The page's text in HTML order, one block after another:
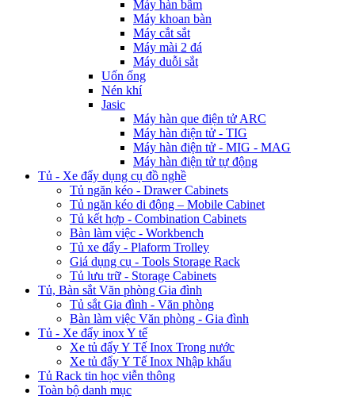
Máy hàn bẩm
Máy khoan bàn
Máy cắt sắt
Máy mài 2 đá
Máy duỗi sắt
Uốn ống
Nén khí
Jasic
Máy hàn que điện tử ARC
Máy hàn điện tử - TIG
Máy hàn điện tử - MIG - MAG
Máy hàn điện tử tự động
Tủ - Xe đẩy dụng cụ đồ nghề
Tủ ngăn kéo - Drawer Cabinets
Tủ ngăn kéo di động – Mobile Cabinet
Tủ kết hợp - Combination Cabinets
Bàn làm việc - Workbench
Tủ xe đẩy - Plaform Trolley
Giá dụng cụ - Tools Storage Rack
Tủ lưu trữ - Storage Cabinets
Tủ, Bàn sắt Văn phòng Gia đình
Tủ sắt Gia đình - Văn phòng
Bàn làm việc Văn phòng - Gia đình
Tủ - Xe đẩy inox Y tế
Xe tủ đẩy Y Tế Inox Trong nước
Xe tủ đẩy Y Tế Inox Nhập khẩu
Tủ Rack tin học viễn thông
Toàn bộ danh mục